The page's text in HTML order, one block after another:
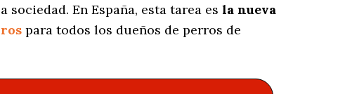
En España, esta tarea es la nueva
para todos los dueños de perros de